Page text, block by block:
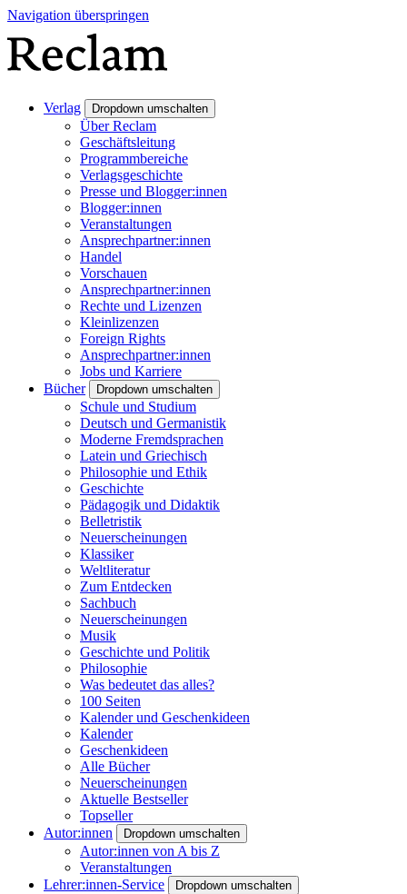
Navigation überspringen
Verlag Dropdown umschalten
Über Reclam
Geschäftsleitung
Programmbereiche
Verlagsgeschichte
Presse und Blogger:innen
Blogger:innen
Veranstaltungen
Ansprechpartner:innen
Handel
Vorschauen
Ansprechpartner:innen
Rechte und Lizenzen
Kleinlizenzen
Foreign Rights
Ansprechpartner:innen
Jobs und Karriere
Bücher
Dropdown umschalten
Schule und Studium
Deutsch und Germanistik
Moderne Fremdsprachen
Latein und Griechisch
Philosophie und Ethik
Geschichte
Pädagogik und Didaktik
Belletristik
Neuerscheinungen
Klassiker
Weltliteratur
Zum Entdecken
Sachbuch
Neuerscheinungen
Musik
Geschichte und Politik
Philosophie
Was bedeutet das alles?
100 Seiten
Kalender und Geschenkideen
Kalender
Geschenkideen
Alle Bücher
Neuerscheinungen
Aktuelle Bestseller
Topseller
Autor:innen
Dropdown umschalten
Autor:innen von A bis Z
Veranstaltungen
Lehrer:innen-Service
Dropdown umschalten